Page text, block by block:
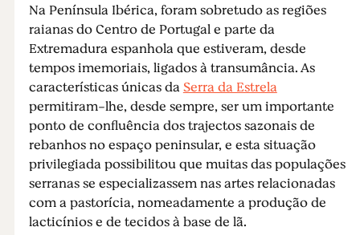
Na Península Ibérica, foram sobretudo as regiões
raianas do Centro de Portugal e parte da
Extremadura espanhola que estiveram, desde
tempos imemoriais, ligados à transumância. As
características únicas daSerra da Estrela
permitiram-lhe, desde sempre, ser um importante
ponto de confluência dos trajectos sazonais de
rebanhos no espaço peninsular, e esta situação
privilegiada possibilitou que muitas das populações
serranas se especializassem nas artes relacionadas
com a pastorícia, nomeadamente a produção de
lacticínios e de tecidos à base de lã.